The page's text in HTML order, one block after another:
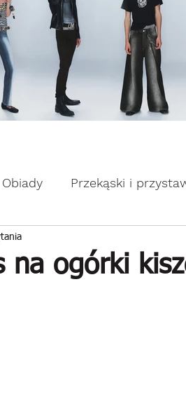
Obiady Przekąski i
i naleśniki
na ogórki